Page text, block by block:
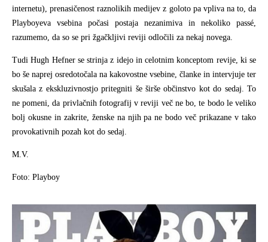
internetu), prenasičenost raznolikih medijev z goloto pa vpliva na to, da
Playboyeva vsebina počasi postaja nezanimiva in nekoliko passé,
razumemo, da so se pri žgačkljivi reviji odločili za nekaj novega.
Tudi Hugh Hefner se strinja z idejo in celotnim konceptom revije, ki se
bo še naprej osredotočala na kakovostne vsebine, članke in intervjuje ter
skušala z ekskluzivnostjo pritegniti še širše občinstvo kot do sedaj. To
ne pomeni, da privlačnih fotografij v reviji več ne bo, te bodo le veliko
bolj okusne in zakrite, ženske na njih pa ne bodo več prikazane v tako
provokativnih pozah kot do sedaj.
M.V.
Foto: Playboy